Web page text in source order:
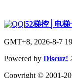
|52梯控│电
GMT+8, 2026-8-7
Powered by Discuz!
Copyright © 2001-